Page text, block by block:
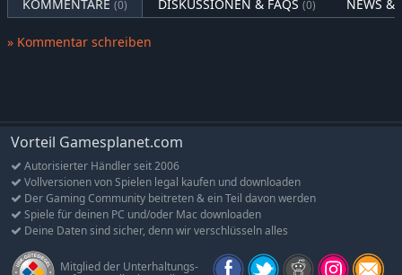
Herausforderungen für ein dynamisches Gameplay
Features
Erforsche verschiedene Gebäude und Ressourcen
Entsende Ritter zur Aufklärung und beschütze mit ihnen
deine Wirtschaft vor frechen Räubern
Stürze dich in die Kampagne und hilf dem König und
seinem vertrauenswürdigen Berater Mr. Nuts.
Oder spiele nach deinen eigenen Regeln im Sandbox-Modus
KOMMENTARE (0) DISKUSSIONEN & FAQS (0) NEWS &
» Kommentar schreiben
Vorteil Gamesplanet.com
Autorisierter Händler seit 2006
Vollversionen von Spielen legal kaufen und downloaden
Der Gaming Community beitreten & ein Teil davon werden
Spiele für deinen PC und/oder Mac downloaden
Deine Daten sind sicher, denn wir verschlüsseln alles
Mitglied der Unterhaltungs-